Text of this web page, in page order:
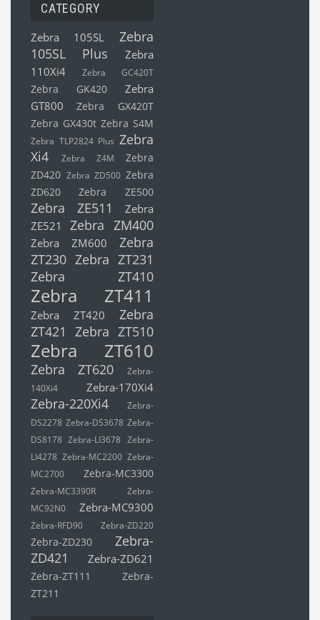
CATEGORY
Zebra 105SL
Zebra
105SL Plus
Zebra
110Xi4
Zebra GC420T
Zebra GK420
Zebra
GT800
Zebra GX420T
Zebra GX430t Zebra S4M
Zebra TLP2824 Plus Zebra
Xi4
Zebra Z4M
Zebra
ZD420 Zebra ZD500 Zebra
ZD620
Zebra ZE500
Zebra ZE511
Zebra
ZE521
Zebra ZM400
Zebra ZM600
Zebra
ZT230 Zebra ZT231
Zebra ZT410
Zebra ZT411
Zebra ZT420
Zebra
ZT421
Zebra ZT510
Zebra ZT610
Zebra ZT620
Zebra-
140Xi4
Zebra-170Xi4
Zebra-220Xi4
Zebra-
DS2278 Zebra-DS3678 Zebra-
DS8178 Zebra-LI3678 Zebra-
LI4278 Zebra-MC2200 Zebra-
MC2700
Zebra-MC3300
Zebra-MC3390R
Zebra-
MC92N0
Zebra-MC9300
Zebra-RFD90 Zebra-ZD220
Zebra-ZD230
Zebra-
ZD421
Zebra-ZD621
Zebra-ZT111
Zebra-
ZT211